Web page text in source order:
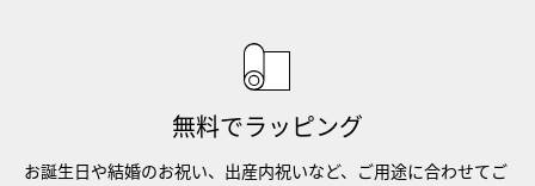
無料でラッピング
お誕生日や結婚のお祝い、出産内祝いなど、ご用途に合わせてご